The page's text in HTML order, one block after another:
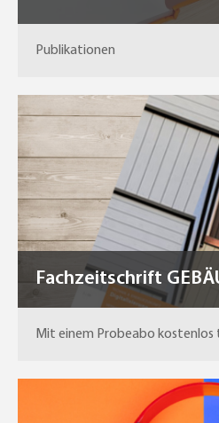
Publikationen
Fachzeitschrift
Mit einem Probeabo kostenlos